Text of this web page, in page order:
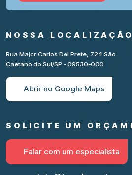
NOSSA LOCALIZAÇÃO
Rua Major Carlos Del Prete, 724 São
Caetano do Sul/SP - 09530-000
Abrir no Google Maps
SOLICITE UM
Falar com um especialista